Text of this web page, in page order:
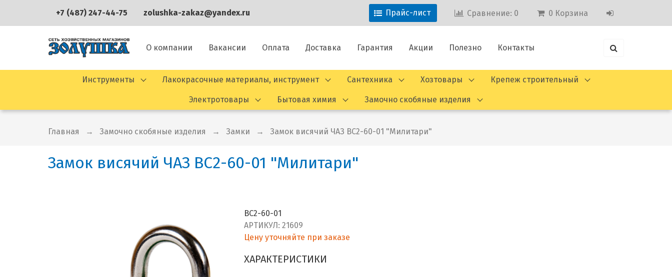
+7 (487) 247-44-75 zolushka-zakaz@yandex.ru Прайс-лист Сравнение: 0 0 Корзина
О компании Вакансии Оплата Доставка Гарантия Акции Полезно Контакты
Инструменты Лакокрасочные материалы, инструмент Сантехника Хозтовары Крепеж строительный
Электротовары Бытовая химия Замочно скобяные изделия
Главная Замочно скобяные изделия Замки Замок висячий ЧАЗ ВС2-60-01 "Милитари"
Замок висячий ЧАЗ ВС2-60-01 "Милитари"
ВС2-60-01
АРТИКУЛ: 21609
Цену уточняйте при заказе
ХАРАКТЕРИСТИКИ